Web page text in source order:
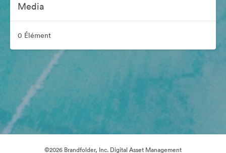
Media
0 Élément
©2026 Brandfolder, Inc. Digital Asset Management